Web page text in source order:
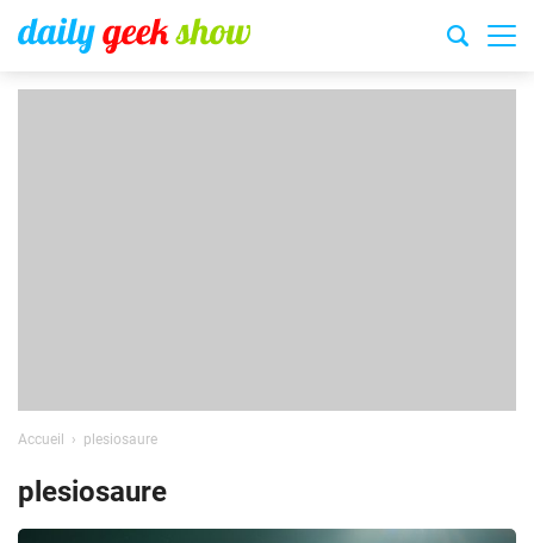
Accueil plesiosaure
plesiosaure